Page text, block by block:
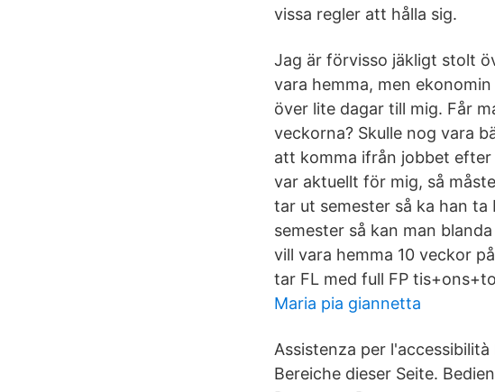
vissa regler att hålla sig.
Jag är förvisso jäkligt stolt
vara hemma, men
över lite dagar till mig. Får
veckorna? Skulle nog vara
att komma ifrån jobbet
var aktuellt för mig, så
tar ut semester så ka han ta
semester så kan man
vill vara hemma 10 veckor
tar FL med full FP
Maria pia giannetta
Assistenza per
Bereiche dieser Seite.